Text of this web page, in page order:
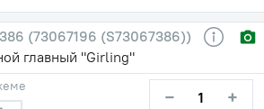
(73067196 (S73067386))
главный "Girling"
− +